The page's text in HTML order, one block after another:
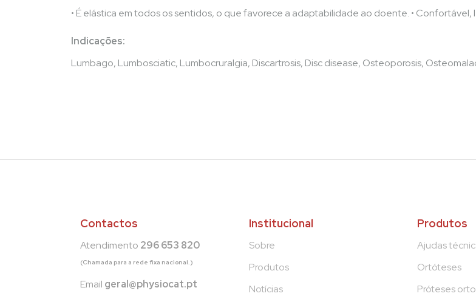
• É elástica em todos os sentidos, o que favorece a adaptabilidade ao doente. •
Indicações:
Lumbago, Lumbosciatic, Lumbocruralgia, Discartrosis, Disc disease, Osteoporosis,
Contactos
Atendimento 296 653 820
(Chamada para a rede fixa nacional.)
Email geral@physiocat.pt
Institucional
Sobre
Produtos
Notícias
Produtos
Ajudas
Ortóteses
Próteses